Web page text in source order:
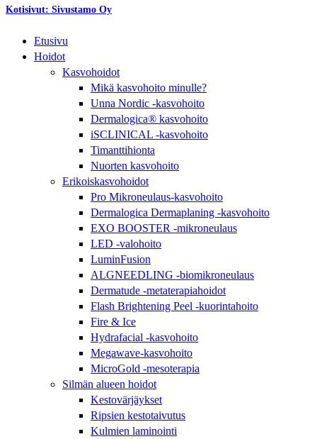
Kotisivut: Sivustamo Oy
Etusivu
Hoidot
Kasvohoidot
Mikä kasvohoito minulle?
Unna Nordic -kasvohoito
Dermalogica® kasvohoito
iSCLINICAL -kasvohoito
Timanttihionta
Nuorten kasvohoito
Erikoiskasvohoidot
Pro Mikroneulaus-kasvohoito
Dermalogica Dermaplaning -kasvohoito
EXO BOOSTER -mikroneulaus
LED -valohoito
LuminFusion
ALGNEEDLING -biomikroneulaus
Dermatude -metaterapiahoidot
Flash Brightening Peel -kuorintahoito
Fire & Ice
Hydrafacial -kasvohoito
Megawave-kasvohoito
MicroGold -mesoterapia
Silmän alueen hoidot
Kestovärjäykset
Ripsien kestotaivutus
Kulmien laminointi